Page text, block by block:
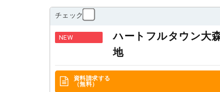
チェック
NEW
ハートフルタウン大
地
資料請求する
（無料）